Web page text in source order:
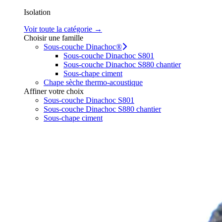
Isolation
Voir toute la catégorie →
Choisir une famille
Sous-couche Dinachoc®
Sous-couche Dinachoc S801
Sous-couche Dinachoc S880 chantier
Sous-chape ciment
Chape sèche thermo-acoustique
Affiner votre choix
Sous-couche Dinachoc S801
Sous-couche Dinachoc S880 chantier
Sous-chape ciment